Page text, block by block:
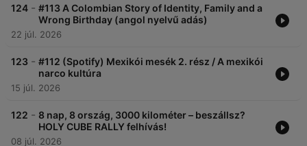
124 - #113 A Colombian Story of Identity, Family and a
Wrong Birthday (angol nyelvű adás)
22 júl. 2026
123 - #112 (Spotify) Mexikói mesék 2. rész / A mexikói
narco kultúra
15 júl. 2026
122 - 8 nap, 8 ország, 3000 kilométer – beszállsz?
HOLY CUBE RALLY felhívás!
08 júl. 2026